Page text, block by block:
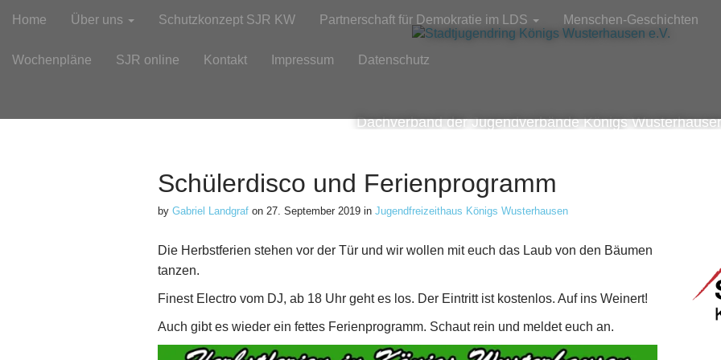
M
e
Home Über uns Schutzkonzept SJR KW Partnerschaft für Demokratie im LDS Menschen-Geschichten
Wochenpläne SJR online Kontakt Impressum Datenschutz
Dachverband der Jugendverbände Königs
Schülerdisco und Ferienprogramm
by Gabriel Landgraf on 27. September 2019 in Jugendfreizeithaus Königs Wusterhausen
Die Herbstferien stehen vor der Tür und wir wollen mit euch das Laub von den Bäumen
tanzen.
Finest Electro vom DJ, ab 18 Uhr geht es los. Der Eintritt ist kostenlos. Auf ins Weinert!
Auch gibt es wieder ein fettes Ferienprogramm. Schaut rein und meldet euch an.